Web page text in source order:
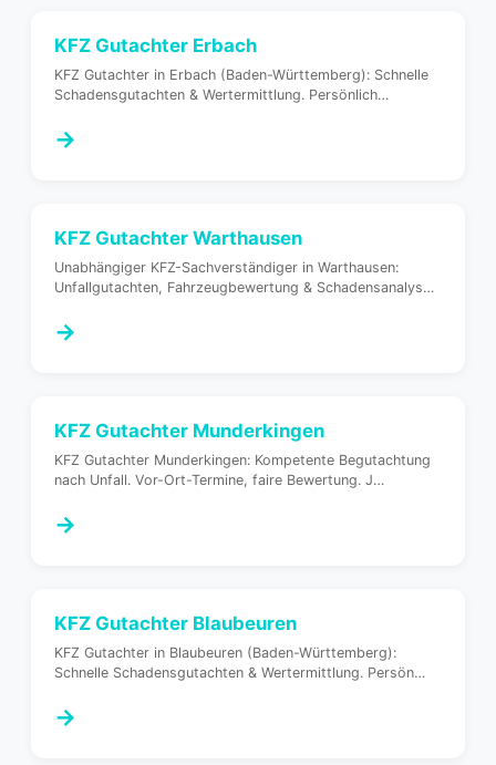
KFZ Gutachter Erbach
KFZ Gutachter in Erbach (Baden-Württemberg): Schnelle
Schadensgutachten & Wertermittlung. Persönlich…
→
KFZ Gutachter Warthausen
Unabhängiger KFZ-Sachverständiger in Warthausen:
Unfallgutachten, Fahrzeugbewertung & Schadensanalys…
→
KFZ Gutachter Munderkingen
KFZ Gutachter Munderkingen: Kompetente Begutachtung
nach Unfall. Vor-Ort-Termine, faire Bewertung. J…
→
KFZ Gutachter Blaubeuren
KFZ Gutachter in Blaubeuren (Baden-Württemberg):
Schnelle Schadensgutachten & Wertermittlung. Persön…
→